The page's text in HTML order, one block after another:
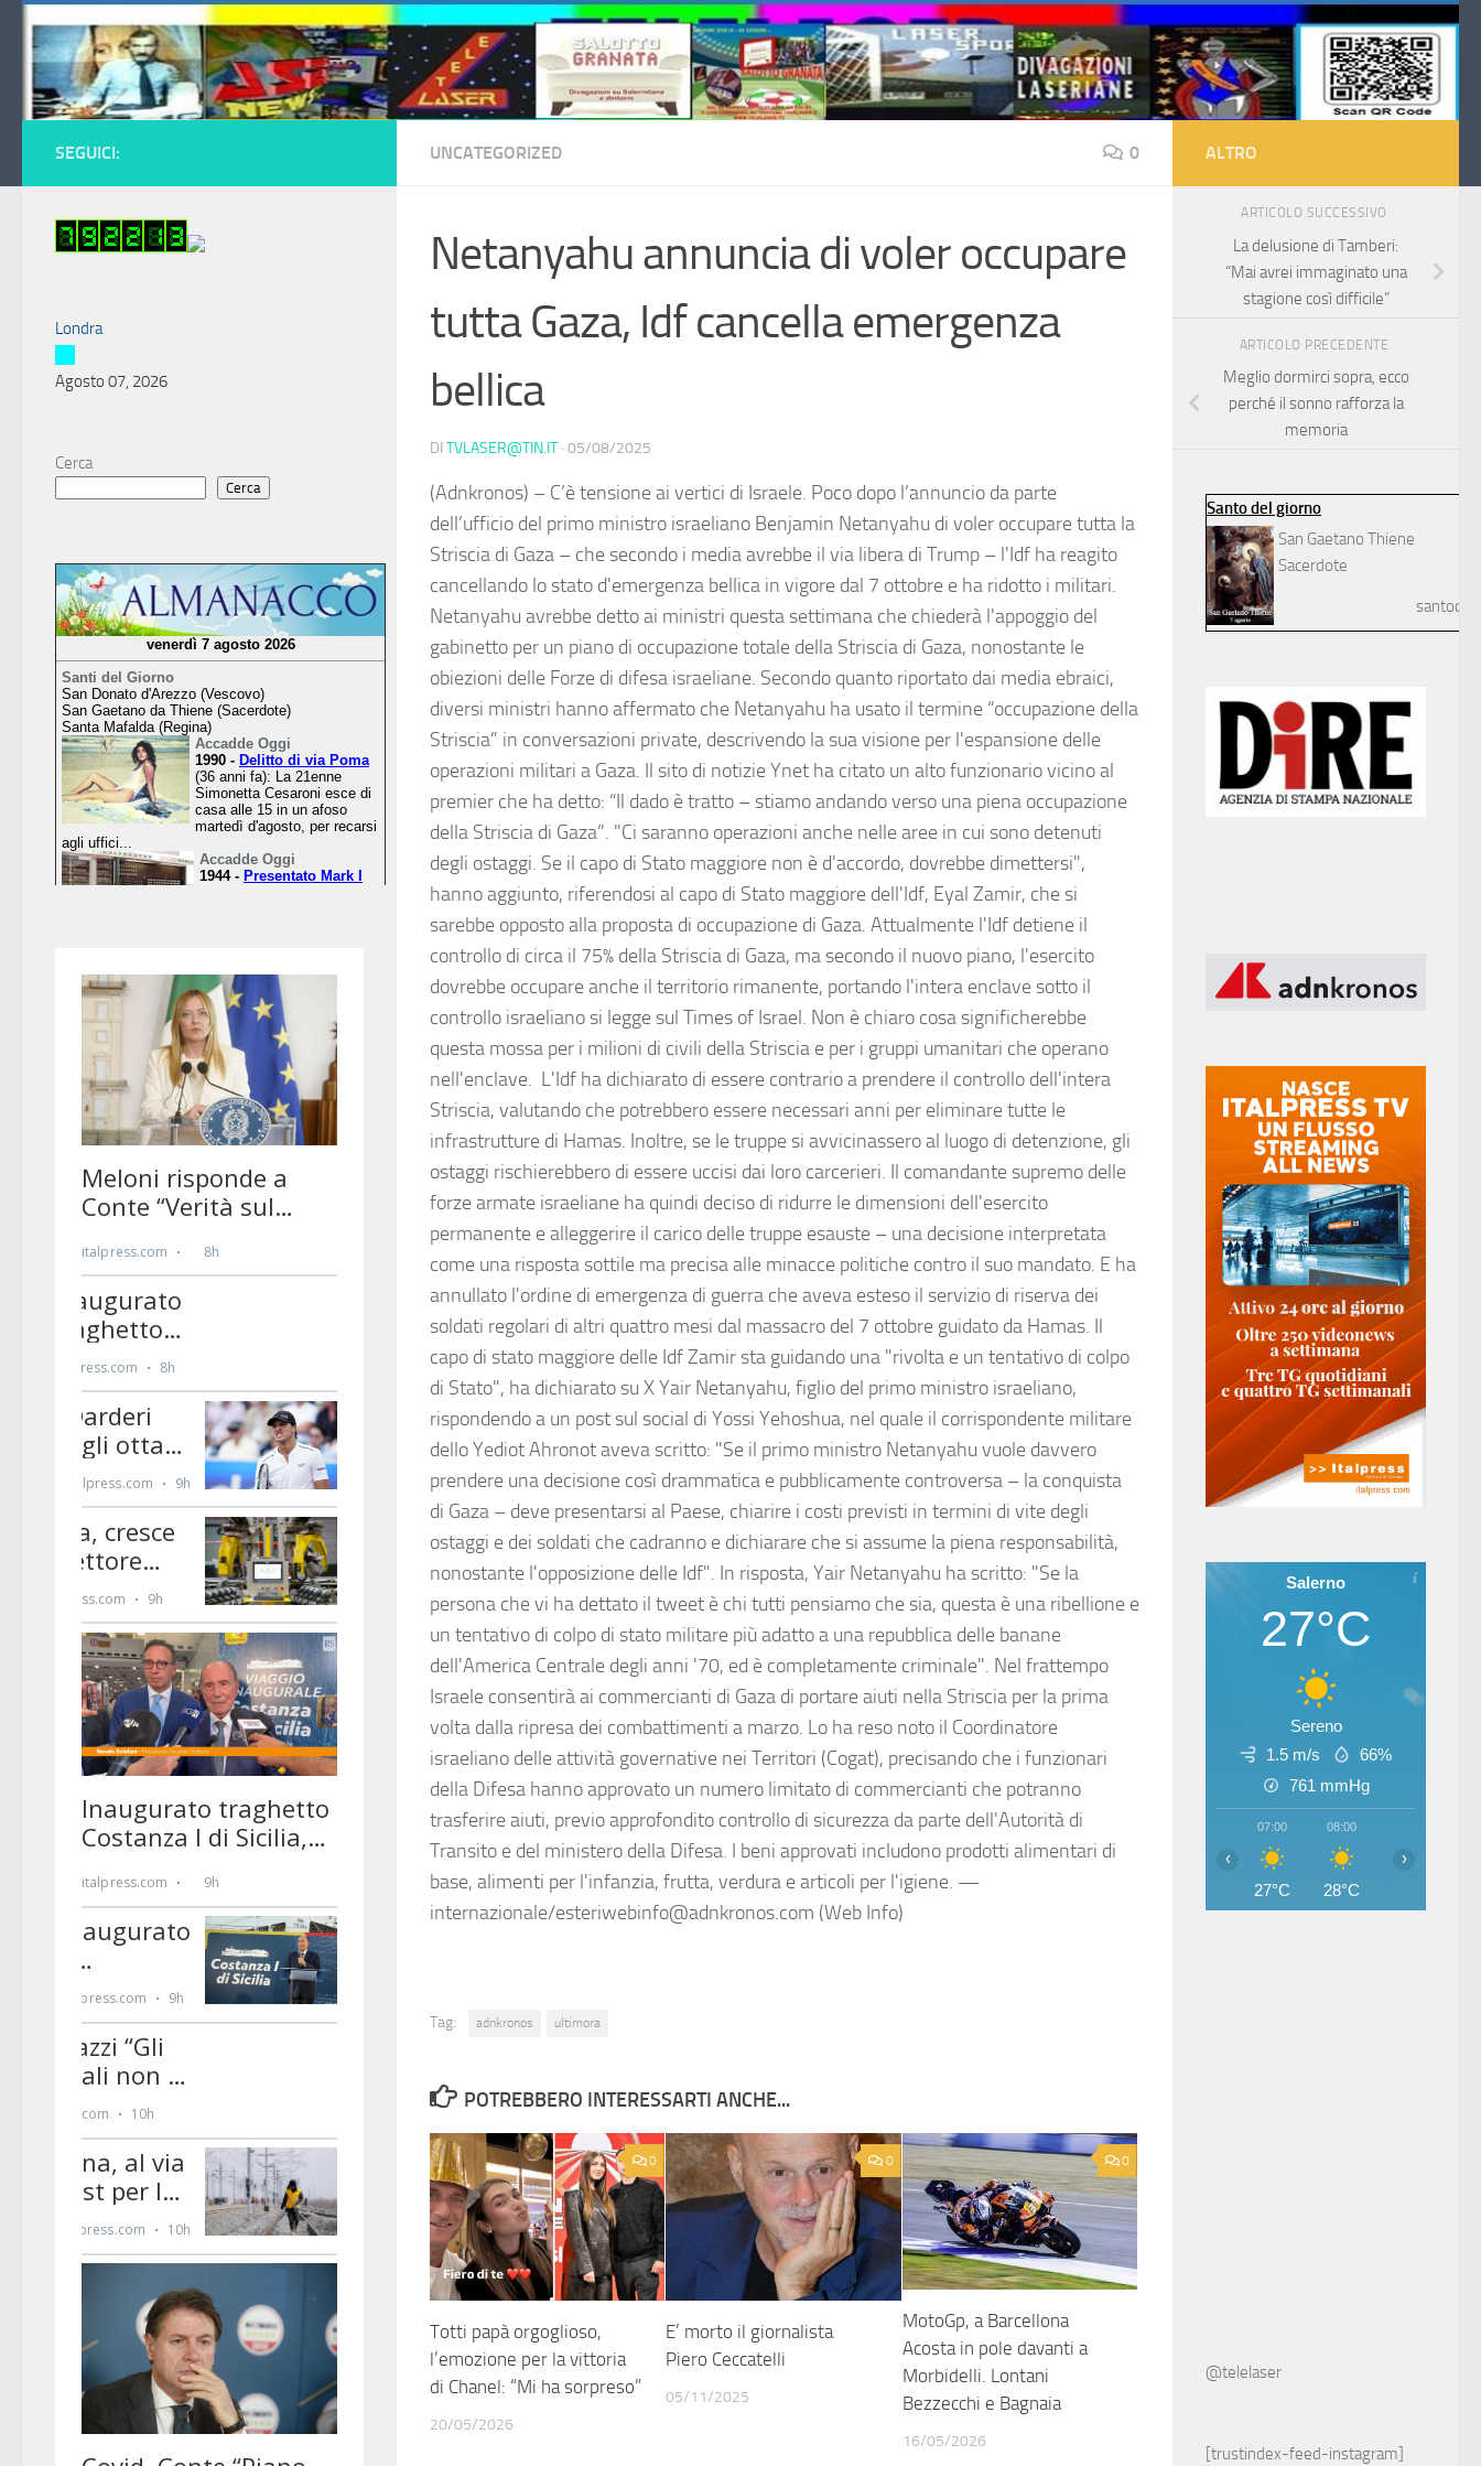
Salta al contenuto
UNCATEGORIZED 0
Netanyahu annuncia di voler occupare
tutta Gaza, Idf cancella emergenza
bellica
DI TVLASER@TIN.IT · 05/08/2025
(Adnkronos) – C’è tensione ai vertici di Israele. Poco dopo l’annuncio da parte
dell’ufficio del primo ministro israeliano Benjamin Netanyahu di voler occupare tutta la
Striscia di Gaza – che secondo i media avrebbe il via libera di Trump – l'Idf ha reagito
cancellando lo stato d'emergenza bellica in vigore dal 7 ottobre e ha ridotto i militari.
Netanyahu avrebbe detto ai ministri questa settimana che chiederà l'appoggio del
gabinetto per un piano di occupazione totale della Striscia di Gaza, nonostante le
obiezioni delle Forze di difesa israeliane. Secondo quanto riportato dai media ebraici,
diversi ministri hanno affermato che Netanyahu ha usato il termine “occupazione della
Striscia” in conversazioni private, descrivendo la sua visione per l'espansione delle
operazioni militari a Gaza. Il sito di notizie Ynet ha citato un alto funzionario vicino al
premier che ha detto: “Il dado è tratto – stiamo andando verso una piena occupazione
della Striscia di Gaza”. "Ci saranno operazioni anche nelle aree in cui sono detenuti
degli ostaggi. Se il capo di Stato maggiore non è d'accordo, dovrebbe dimettersi",
hanno aggiunto, riferendosi al capo di Stato maggiore dell'Idf, Eyal Zamir, che si
sarebbe opposto alla proposta di occupazione di Gaza. Attualmente l'Idf detiene il
controllo di circa il 75% della Striscia di Gaza, ma secondo il nuovo piano, l'esercito
dovrebbe occupare anche il territorio rimanente, portando l'intera enclave sotto il
controllo israeliano si legge sul Times of Israel. Non è chiaro cosa significherebbe
questa mossa per i milioni di civili della Striscia e per i gruppi umanitari che operano
nell'enclave. L'Idf ha dichiarato di essere contrario a prendere il controllo dell'intera
Striscia, valutando che potrebbero essere necessari anni per eliminare tutte le
infrastrutture di Hamas. Inoltre, se le truppe si avvicinassero al luogo di detenzione, gli
ostaggi rischierebbero di essere uccisi dai loro carcerieri. Il comandante supremo delle
forze armate israeliane ha quindi deciso di ridurre le dimensioni dell'esercito
permanente e alleggerire il carico delle truppe esauste – una decisione interpretata
come una risposta sottile ma precisa alle minacce politiche contro il suo mandato. E ha
annullato l'ordine di emergenza di guerra che aveva esteso il servizio di riserva dei
soldati regolari di altri quattro mesi dal massacro del 7 ottobre guidato da Hamas. Il
capo di stato maggiore delle Idf Zamir sta guidando una "rivolta e un tentativo di colpo
di Stato", ha dichiarato su X Yair Netanyahu, figlio del primo ministro israeliano,
rispondendo a un post sul social di Yossi Yehoshua, nel quale il corrispondente militare
dello Yediot Ahronot aveva scritto: "Se il primo ministro Netanyahu vuole davvero
prendere una decisione così drammatica e pubblicamente controversa – la conquista
di Gaza – deve presentarsi al Paese, chiarire i costi previsti in termini di vite degli
ostaggi e dei soldati che cadranno e dichiarare che si assume la piena responsabilità,
nonostante l'opposizione delle Idf". In risposta, Yair Netanyahu ha scritto: "Se la
persona che vi ha dettato il tweet è chi tutti pensiamo che sia, questa è una ribellione e
un tentativo di colpo di stato militare più adatto a una repubblica delle banane
dell'America Centrale degli anni '70, ed è completamente criminale". Nel frattempo
Israele consentirà ai commercianti di Gaza di portare aiuti nella Striscia per la prima
volta dalla ripresa dei combattimenti a marzo. Lo ha reso noto il Coordinatore
israeliano delle attività governative nei Territori (Cogat), precisando che i funzionari
della Difesa hanno approvato un numero limitato di commercianti che potranno
trasferire aiuti, previo approfondito controllo di sicurezza da parte dell'Autorità di
Transito e del ministero della Difesa. I beni approvati includono prodotti alimentari di
base, alimenti per l'infanzia, frutta, verdura e articoli per l'igiene. —
internazionale/esteriwebinfo@adnkronos.com (Web Info)
Tag: adnkronos ultimora
POTREBBERO INTERESSARTI ANCHE...
0
Totti papà orgoglioso,
l’emozione per la vittoria
di Chanel: “Mi ha sorpreso”
20/05/2026
0
E’ morto il giornalista
Piero Ceccatelli
05/11/2025
0
MotoGp, a Barcellona
Acosta in pole davanti a
Morbidelli. Lontani
Bezzecchi e Bagnaia
16/05/2026
SEGUICI:
Londra
Agosto 07, 2026
Cerca
Cerca
ALTRO
ARTICOLO SUCCESSIVO
La delusione di Tamberi:
“Mai avrei immaginato una
stagione così difficile”
ARTICOLO PRECEDENTE
Meglio dormirci sopra, ecco
perché il sonno rafforza la
memoria
Santo del giorno
San Gaetano Thiene
Sacerdote
Salerno
27°C
Sereno
1.5 m/s
66%
761 mmHg
07:00
27°C
08:00
28°C
‹ ›
@telelaser
[trustindex-feed-instagram]